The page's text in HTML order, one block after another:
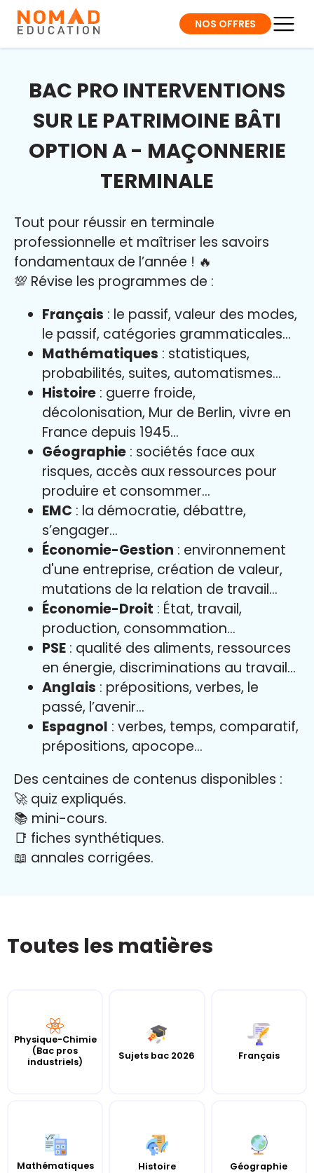
NOS OFFRES
BAC PRO INTERVENTIONS
SUR LE PATRIMOINE BÂTI
OPTION A - MAÇONNERIE
TERMINALE
Tout pour réussir en terminale
professionnelle et maîtriser les savoirs
fondamentaux de l’année ! 🔥
💯 Révise les programmes de :
Français : le passif, valeur des modes,
le passif, catégories grammaticales…
Mathématiques : statistiques,
probabilités, suites, automatismes…
Histoire : guerre froide,
décolonisation, Mur de Berlin, vivre en
France depuis 1945…
Géographie : sociétés face aux
risques, accès aux ressources pour
produire et consommer…
EMC : la démocratie, débattre,
s’engager…
Économie-Gestion : environnement
d'une entreprise, création de valeur,
mutations de la relation de travail…
Économie-Droit : État, travail,
production, consommation…
PSE : qualité des aliments, ressources
en énergie, discriminations au travail…
Anglais : prépositions, verbes, le
passé, l’avenir…
Espagnol : verbes, temps, comparatif,
prépositions, apocope…
Des centaines de contenus disponibles :
🚀 quiz expliqués.
📚 mini-cours.
📑 fiches synthétiques.
📖 annales corrigées.
Toutes les matières
Physique-Chimie
(Bac pros
industriels)
Sujets bac 2026 Français
Mathématiques Histoire Géographie